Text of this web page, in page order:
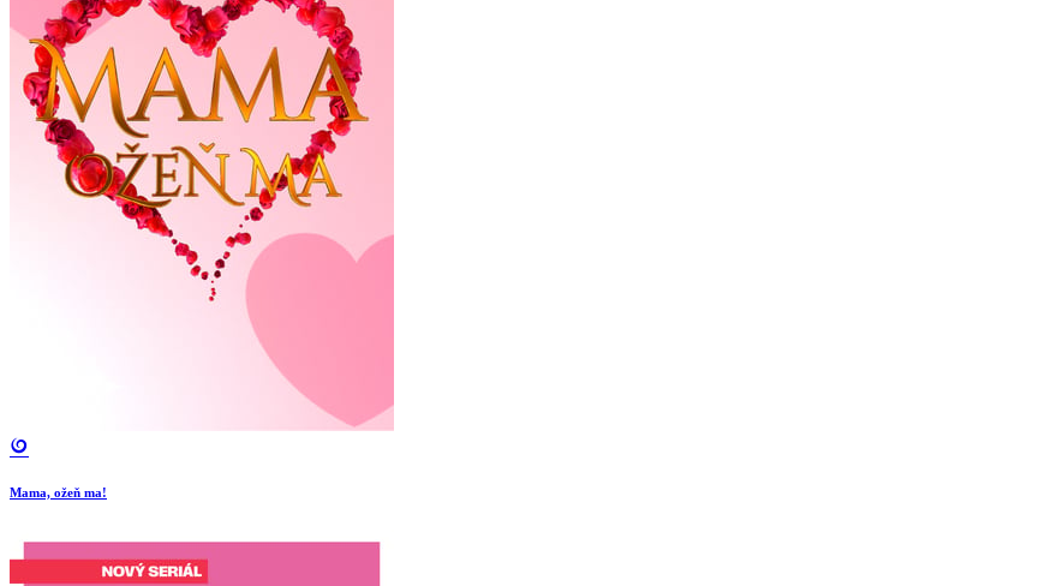
Mama, ožeň ma!